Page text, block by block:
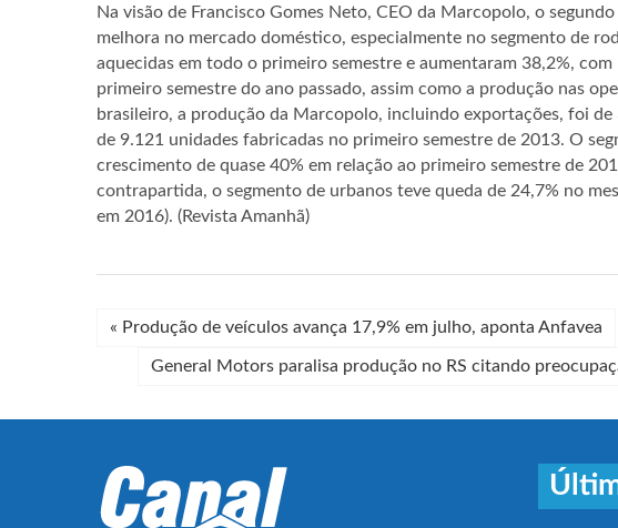
Na visão de Francisco Gomes Neto, CEO da Marcopolo, o
melhora no mercado doméstico, especialmente no segmento de
aquecidas em todo o primeiro semestre e aumentaram 38,2%,
primeiro semestre do ano passado, assim como a produção nas
brasileiro, a produção da Marcopolo, incluindo exportações, foi
de 9.121 unidades fabricadas no primeiro semestre de 2013. O
crescimento de quase 40% em relação ao primeiro semestre de
contrapartida, o segmento de urbanos teve queda de 24,7% no
em 2016). (Revista Amanhã)
« Produção de veículos avança 17,9% em julho, aponta Anfavea
General Motors paralisa produção no RS citando